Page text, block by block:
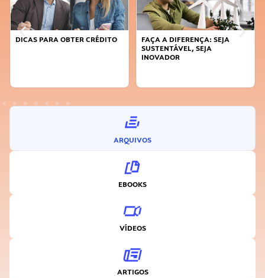
DICAS PARA OBTER CRÉDITO
FAÇA A DIFERENÇA: SEJA
SUSTENTÁVEL, SEJA
INOVADOR
ARQUIVOS
EBOOKS
VÍDEOS
ARTIGOS